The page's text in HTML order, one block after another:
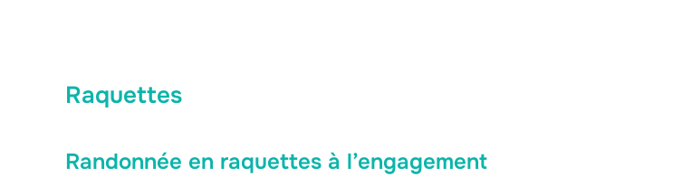
Raquettes
Randonnée en raquettes à l’engagement